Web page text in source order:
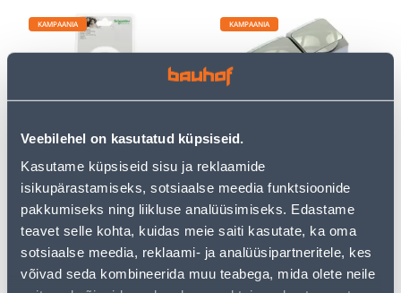
Veebilehel on kasutatud küpsiseid.
Kasutame küpsiseid sisu ja reklaamide
isikupärastamiseks, sotsiaalse meedia funktsioonide
pakkumiseks ning liikluse analüüsimiseks. Edastame
teavet selle kohta, kuidas meie saiti kasutate, ka oma
sotsiaalse meedia, reklaami- ja analüüsipartneritele, kes
võivad seda kombineerida muu teabega, mida olete neile
KAMPAANIA
LÜLITI 2-NE VALGE
30.66 €
18.40 € / tk
KAMPAANIA
PPESA 2-NE MAAND PIND
10.92 €
6.55 € / tk